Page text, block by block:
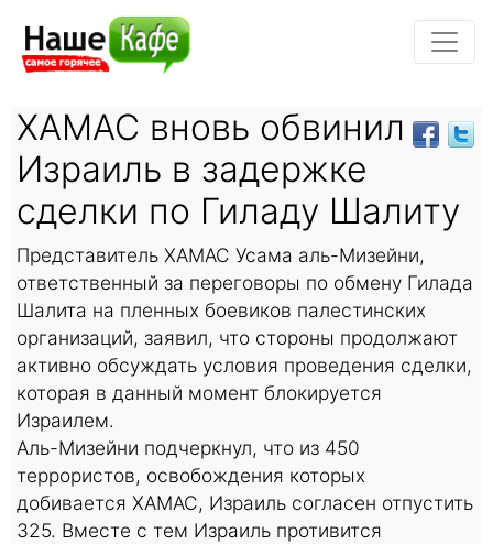
ХАМАС вновь обвинил
Израиль в задержке
сделки по Гиладу Шалиту
Представитель ХАМАС Усама аль-Мизейни,
ответственный за переговоры по обмену Гилада
Шалита на пленных боевиков палестинских
организаций, заявил, что стороны продолжают
активно обсуждать условия проведения сделки,
которая в данный момент блокируется
Израилем.
Аль-Мизейни подчеркнул, что из 450
террористов, освобождения которых
добивается ХАМАС, Израиль согласен отпустить
325. Вместе с тем Израиль противится